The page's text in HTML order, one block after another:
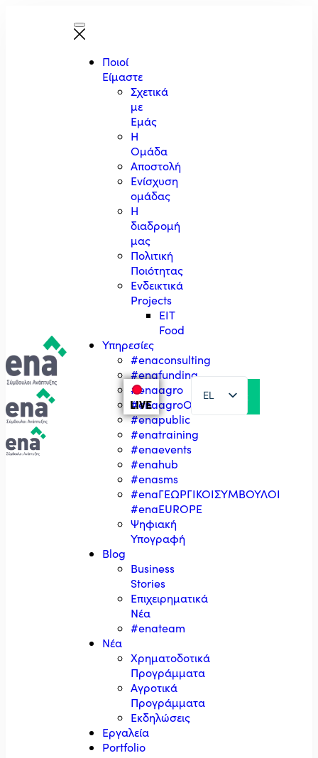
Ποιοί
Είμαστε
Σχετικά
με
Εμάς
Η
Ομάδα
Αποστολή
Ενίσχυση
ομάδας
Η
διαδρομή
μας
Πολιτική
Ποιότητας
Ενδεικτικά
Projects
EIT
Food
Υπηρεσίες
#enaconsulting
#enafunding
#enaagro
#enaagroΟΣΔΕ
#enapublic
#enatraining
#enaevents
#enahub
#enasms
#enaΓΕΩΡΓΙΚΟΙΣΥΜΒΟΥΛΟΙ
#enaEUROPE
Ψηφιακή
Υπογραφή
Blog
Business
Stories
Επιχειρηματικά
Νέα
#enateam
Νέα
Χρηματοδοτικά
Προγράμματα
Αγροτικά
Προγράμματα
Εκδηλώσεις
Εργαλεία
Portfolio
LIVE
EL
EN